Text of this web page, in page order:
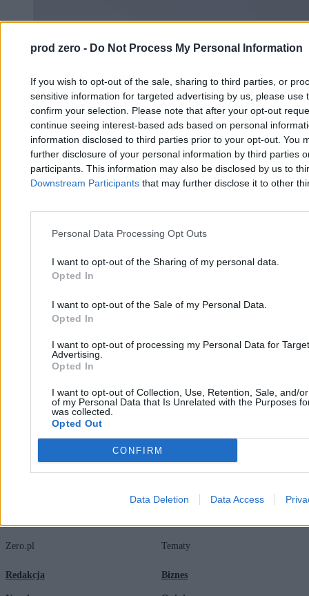
prod zero - Do Not Process My Personal Information
If you wish to opt-out of the sale, sharing to third parties, or
sensitive information for targeted advertising by us, please use
confirm your selection. Please note that after your opt-out
continue seeing interest-based ads based on personal
information disclosed to third parties prior to your opt-out. You
further disclosure of your personal information by third parties
participants. This information may also be disclosed by us to
Downstream Participants that may further disclose it to other
Personal Data Processing Opt Outs
I want to opt-out of the Sharing of my personal data.
Opted In
I want to opt-out of the Sale of my Personal Data.
Opted In
I want to opt-out of processing my Personal Data for
Advertising.
Opted In
I want to opt-out of Collection, Use, Retention, Sale, and/
of my Personal Data that Is Unrelated with the Purposes
was collected.
Opted Out
CONFIRM
Data Deletion Data Access
nich akumulatorów
Tymon Grabowski
05.02.2026
Najpopularniejsze
Jak gumowy pasek pogrążył wielonarodowy koncern. Czy
motoryzacyjny gigant się podniesie?
Zero.pl
Redakcja
Tematy
Biznes